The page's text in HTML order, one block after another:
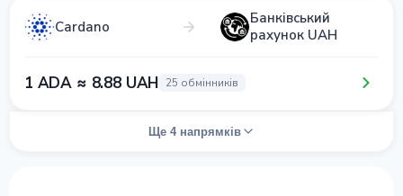
Cardano
Банківський
рахунок UAH
1 ADA ≈ 8.88 UAH 25 обмінників
Ще 4 напрямків